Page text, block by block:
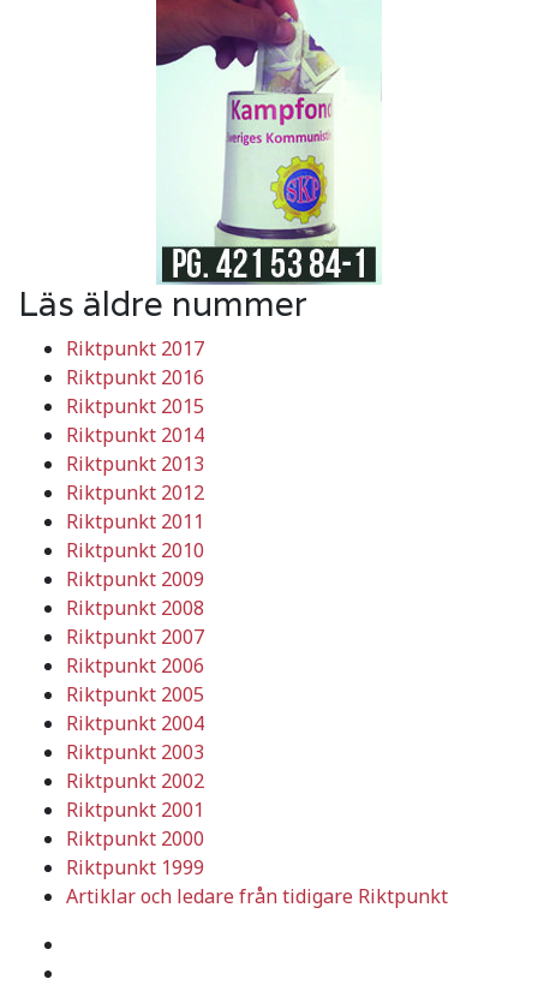
Läs äldre nummer
Riktpunkt 2017
Riktpunkt 2016
Riktpunkt 2015
Riktpunkt 2014
Riktpunkt 2013
Riktpunkt 2012
Riktpunkt 2011
Riktpunkt 2010
Riktpunkt 2009
Riktpunkt 2008
Riktpunkt 2007
Riktpunkt 2006
Riktpunkt 2005
Riktpunkt 2004
Riktpunkt 2003
Riktpunkt 2002
Riktpunkt 2001
Riktpunkt 2000
Riktpunkt 1999
Artiklar och ledare från tidigare Riktpunkt